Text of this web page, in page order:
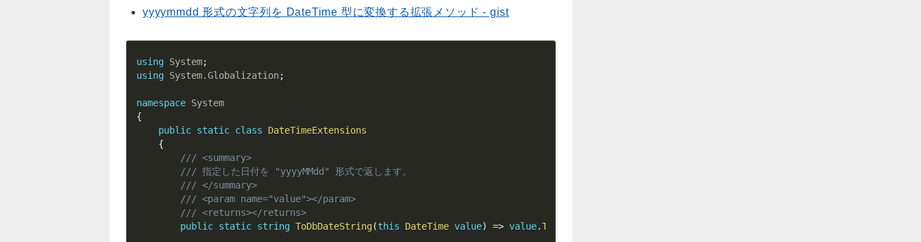
yyyymmdd 形式の文字列を DateTime 型に変換する拡張メソッド - gist
using System;
using System.Globalization;
namespace System
{
public static class
DateTimeExtensions
{
/// <summary>
/// 指定した日付を "yyyyMMdd" 形式で返します。
/// </summary>
/// <param name="value"></param>
/// <returns></returns>
public static string ToDbDateString(this DateTime value) => value.ToString